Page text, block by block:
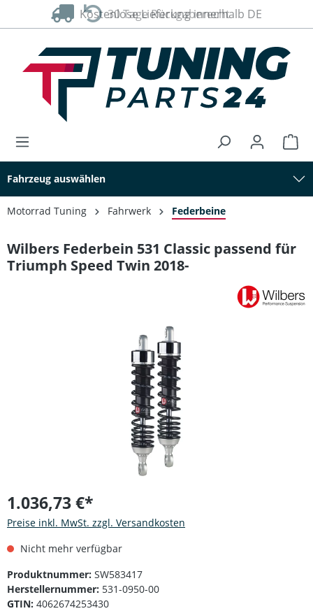
springen Kostenlose Lieferung innerhalb DE
30 Tage Rückgaberecht
Fahrzeug auswählen
Motorrad Tuning Fahrwerk Federbeine
Wilbers Federbein 531 Classic passend für
Triumph Speed Twin 2018-
1.036,73 €*
Preise inkl. MwSt. zzgl. Versandkosten
Nicht mehr verfügbar
Produktnummer: SW583417
Herstellernummer: 531-0950-00
GTIN: 4062674253430